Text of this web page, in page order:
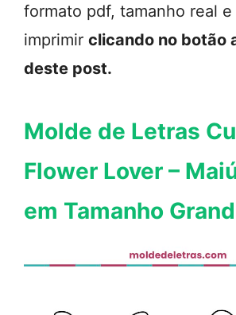
formato pdf, tamanho real
imprimir clicando no botão
deste post.
Molde de Letras
Flower Lover –
em Tamanho